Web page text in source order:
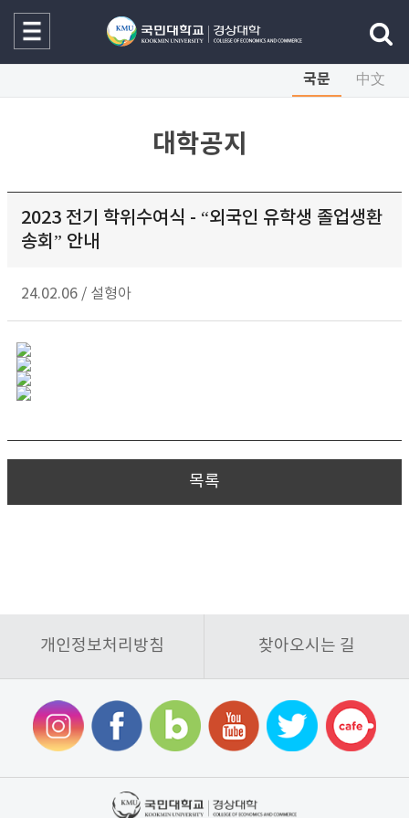
국문 中文
대학공지
2023 전기 학위수여식 - “외국인 유학생 졸업생환
송회” 안내
24.02.06 / 설형아
목록
개인정보처리방침 찾아오시는 길